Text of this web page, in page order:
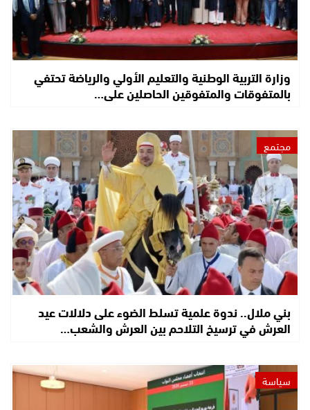
وزارة التربية الوطنية والتعليم الأولي والرياضة تحتفي
بالمتفوقات والمتفوقين الحاصلين على…
مجتمع
بني ملال.. ندوة علمية تسلط الضوء على دلالات عيد
العرش في ترسيخ التلاحم بين العرش والشعب…
سياسة